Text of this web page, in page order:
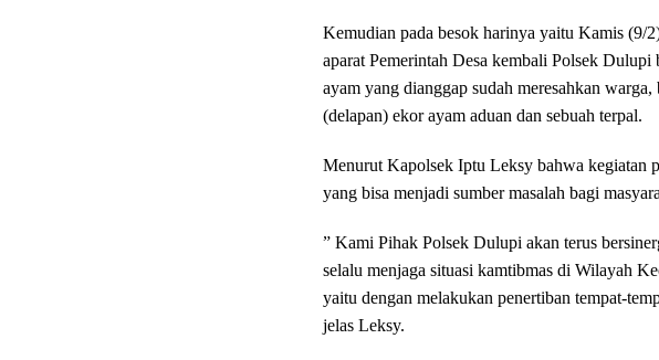
Kemudian pada besok harinya yaitu Kamis (9/
aparat Pemerintah Desa kembali Polsek
ayam yang dianggap sudah meresahkan
(delapan) ekor ayam aduan dan sebuah terpal.
Menurut Kapolsek Iptu Leksy bahwa kegiatan
yang bisa menjadi sumber masalah bagi
” Kami Pihak Polsek Dulupi akan terus
selalu menjaga situasi kamtibmas di Wilayah
yaitu dengan melakukan penertiban tempat-
jelas Leksy.